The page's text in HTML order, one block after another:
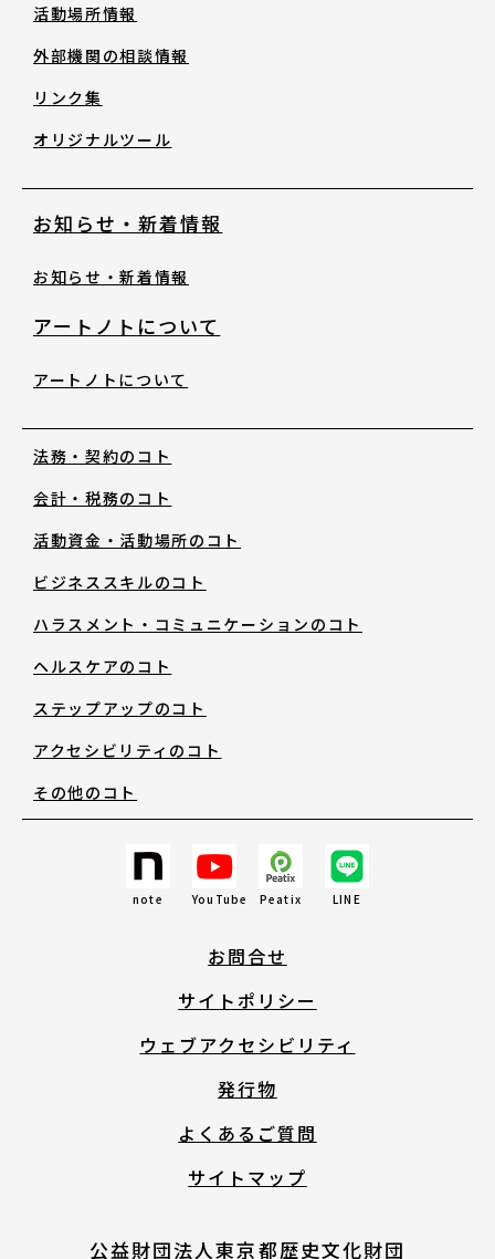
外部機関の相談情報
リンク集
お知らせ・新着情報
アートノトについて
アートノトについて
MESSAGE
日本語
English
About ARTNOTO
アートノトについて
活動場所情報
外部機関の相談情報
リンク集
オリジナルツール
お知らせ・新着情報
お知らせ・新着情報
アートノトについて
アートノトについて
法務・契約のコト
会計・税務のコト
活動資金・活動場所のコト
ビジネススキルのコト
ハラスメント・コミュニケーションのコト
ヘルスケアのコト
ステップアップのコト
アクセシビリティのコト
その他のコト
note YouTube Peatix LINE
お問合せ
サイトポリシー
ウェブアクセシビリティ
発行物
よくあるご質問
サイトマップ
公益財団法人東京都歴史文化財団